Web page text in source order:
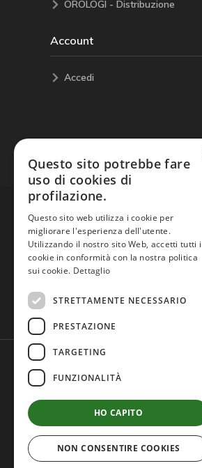
OROLOGI - Distribuzione
Account
Accedi
Privacy policy Cookie policy
Questo sito potrebbe fare
uso di cookies di
profilazione.
Questo sito web utilizza i cookie per
migliorare l'esperienza dell'utente.
Utilizzando il nostro sito Web, accetti tutti i
cookie in conformità con la nostra politica
sui cookie. Dettaglio
STRETTAMENTE NECESSARIO
PRESTAZIONE
TARGETING
FUNZIONALITÀ
HO CAPITO
NON CONSENTIRE COOKIES